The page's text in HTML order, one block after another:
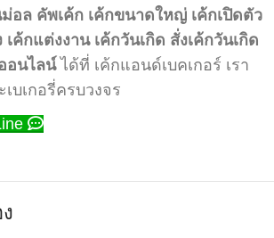
อล คัพเค้ก เค้กขนาดใหญ่ เค้กเปิดตัว
เค้กแต่งงาน เค้กวันเกิด สั่งเค้กวันเกิด
อนไลน์ได้ที่ เค้กแอนด์เบคเกอร์ เรา
บเกอรี่ครบวงจร